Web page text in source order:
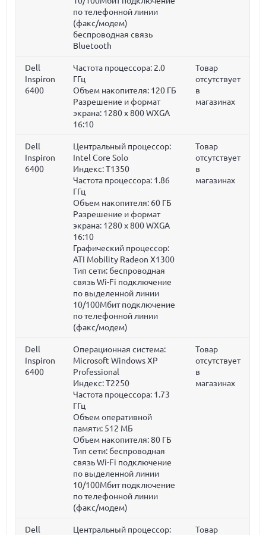
по телефонной линии
(факс/модем)
беспроводная связь
Bluetooth
Dell
Inspiron
6400
Частота процессора: 2.0
ГГц
Объем накопителя: 120 ГБ
Разрешение и формат
экрана: 1280 x 800 WXGA
16:10
Товар
отсутствует
в
магазинах
Dell
Inspiron
6400
Центральный процессор:
Intel Core Solo
Индекс: T1350
Частота процессора: 1.86
ГГц
Объем накопителя: 60 ГБ
Разрешение и формат
экрана: 1280 x 800 WXGA
16:10
Графический процессор:
ATI Mobility Radeon X1300
Тип сети: беспроводная
связь Wi-Fi подключение
по выделенной линии
10/100Мбит подключение
по телефонной линии
(факс/модем)
Товар
отсутствует
в
магазинах
Dell
Inspiron
6400
Операционная система:
Microsoft Windows XP
Professional
Индекс: T2250
Частота процессора: 1.73
ГГц
Объем оперативной
памяти: 512 МБ
Объем накопителя:80 ГБ
Тип сети: беспроводная
связь Wi-Fi подключение
по выделенной линии
10/100Мбит подключение
по телефонной линии
(факс/модем)
Товар
отсутствует
в
магазинах
Dell
Центральный процессор:
Товар